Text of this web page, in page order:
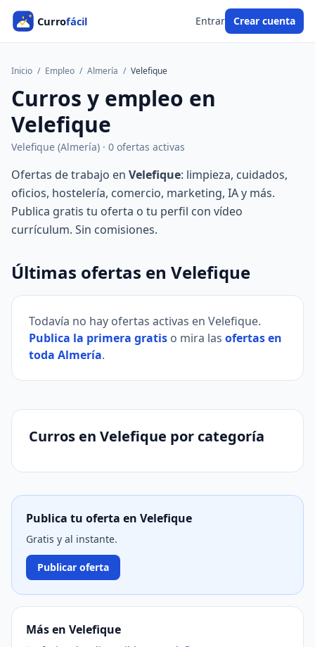
Entrar Crear cuenta
Inicio / Empleo / Almería / Velefique
Curros y empleo en
Velefique
Velefique (Almería) · 0 ofertas activas
Ofertas de trabajo en Velefique: limpieza, cuidados,
oficios, hostelería, comercio, marketing, IA y más.
Publica gratis tu oferta o tu perfil con vídeo
currículum. Sin comisiones.
Últimas ofertas en Velefique
Todavía no hay ofertas activas en Velefique.
Publica la primera gratis o mira las ofertas en
toda Almería.
Curros en Velefique por categoría
Publica tu oferta en Velefique
Gratis y al instante.
Publicar oferta
Más en Velefique